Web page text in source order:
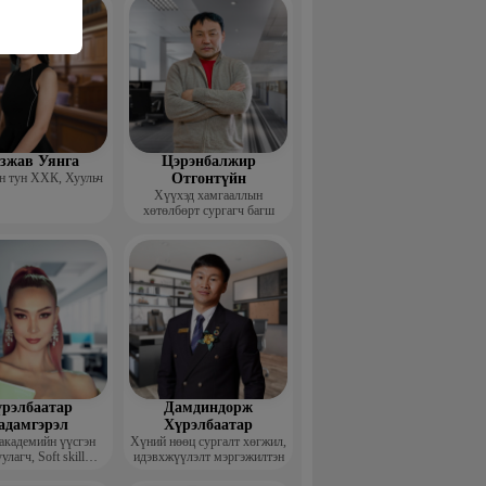
Уянга
тун ХХК, Хуульч
Цэрэнбалжир
Отгонтүйн
Хүүхэд хамгааллын
хөтөлбөрт сургагч багш
үүсгэн
Soft skill
Дамдиндорж
Хүрэлбаатар
Хүний нөөц сургалт хөгжил,
идэвхжүүлэлт мэргэжилтэн